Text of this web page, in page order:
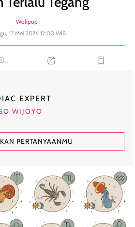
Wolipop
17 Mei 2026 12:00 WIB
...
EXPERT
WIJOYO
PERTANYAANMU